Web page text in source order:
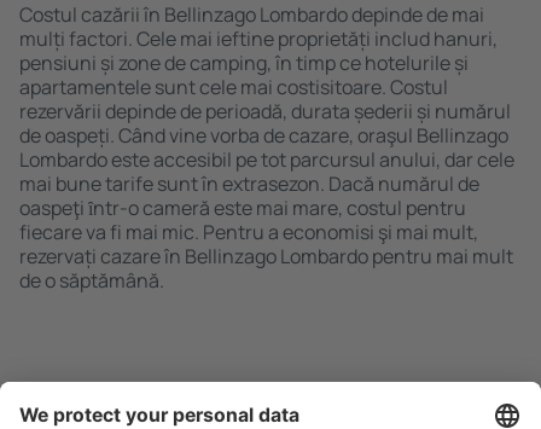
Costul cazării în Bellinzago Lombardo depinde de mai
mulți factori. Cele mai ieftine proprietăți includ hanuri,
pensiuni și zone de camping, în timp ce hotelurile și
apartamentele sunt cele mai costisitoare. Costul
rezervării depinde de perioadă, durata șederii și numărul
de oaspeți. Când vine vorba de cazare, oraşul Bellinzago
Lombardo este accesibil pe tot parcursul anului, dar cele
mai bune tarife sunt în extrasezon. Dacă numărul de
oaspeţi ȋntr-o cameră este mai mare, costul pentru
fiecare va fi mai mic. Pentru a economisi şi mai mult,
rezervați cazare în Bellinzago Lombardo pentru mai mult
de o săptămână.
Caută rapid şi uşor